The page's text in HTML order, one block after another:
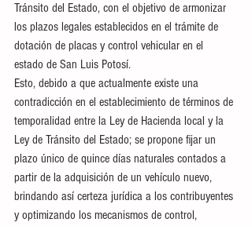
Tránsito del Estado, con el objetivo de armonizar
los plazos legales establecidos en el trámite de
dotación de placas y control vehicular en el
estado de San Luis Potosí.
Esto, debido a que actualmente existe una
contradicción en el establecimiento de términos de
temporalidad entre la Ley de Hacienda local y la
Ley de Tránsito del Estado; se propone fijar un
plazo único de quince días naturales contados a
partir de la adquisición de un vehículo nuevo,
brindando así certeza jurídica a los contribuyentes
y optimizando los mecanismos de control,